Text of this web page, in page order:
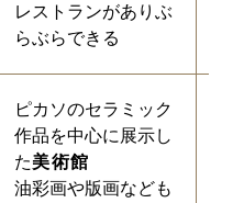
レストランがありぶ
らぶらできる
ピカソのセラミック
作品を中心に展示し
た美術館
油彩画や版画なども